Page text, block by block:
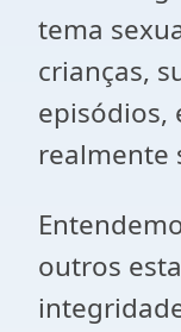
tema
crianças,
episódios,
realmente
outros